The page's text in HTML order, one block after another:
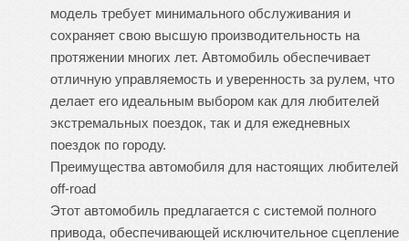
модель требует минимального обслуживания и
сохраняет свою высшую производительность на
протяжении многих лет. Автомобиль обеспечивает
отличную управляемость и уверенность за рулем, что
делает его идеальным выбором как для любителей
экстремальных поездок, так и для ежедневных
поездок по городу.
Преимущества автомобиля для настоящих любителей
off-road
Этот автомобиль предлагается с системой полного
привода, обеспечивающей исключительное сцепление